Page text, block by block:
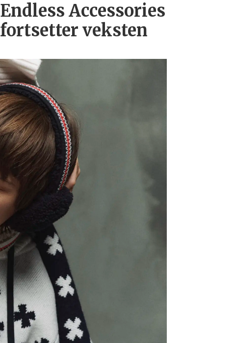
Endless Accessories
fortsetter veksten